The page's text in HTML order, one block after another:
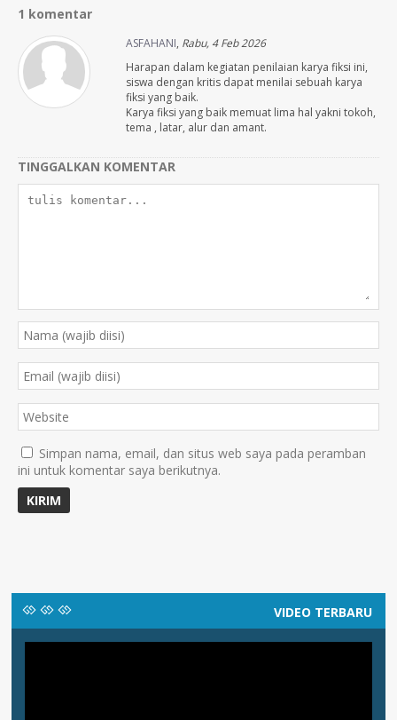
1 komentar
ASFAHANI, Rabu, 4 Feb 2026
Harapan dalam kegiatan penilaian karya fiksi ini,
siswa dengan kritis dapat menilai sebuah karya
fiksi yang baik.
Karya fiksi yang baik memuat lima hal yakni tokoh,
tema , latar, alur dan amant.
TINGGALKAN KOMENTAR
Simpan nama, email, dan situs web saya pada peramban
ini untuk komentar saya berikutnya.
VIDEO TERBARU